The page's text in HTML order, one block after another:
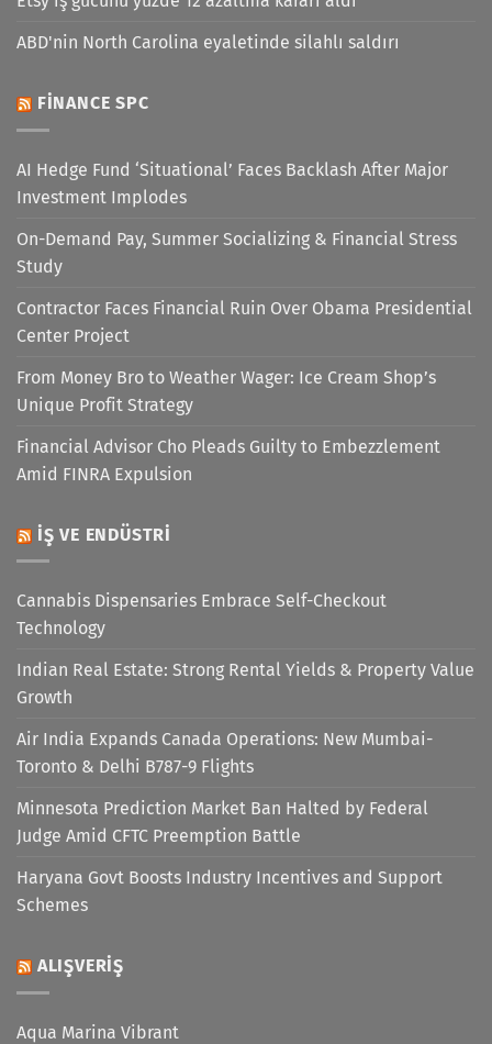
ABD'nin North Carolina eyaletinde silahlı saldırı
FINANCE SPC
AI Hedge Fund ‘Situational’ Faces Backlash After Major
Investment Implodes
On-Demand Pay, Summer Socializing & Financial Stress
Study
Contractor Faces Financial Ruin Over Obama Presidential
Center Project
From Money Bro to Weather Wager: Ice Cream Shop’s
Unique Profit Strategy
Financial Advisor Cho Pleads Guilty to Embezzlement
Amid FINRA Expulsion
İŞ VE ENDÜSTRI
Cannabis Dispensaries Embrace Self-Checkout
Technology
Indian Real Estate: Strong Rental Yields & Property Value
Growth
Air India Expands Canada Operations: New Mumbai-
Toronto & Delhi B787-9 Flights
Minnesota Prediction Market Ban Halted by Federal
Judge Amid CFTC Preemption Battle
Haryana Govt Boosts Industry Incentives and Support
Schemes
ALIŞVERIŞ
Aqua Marina Vibrant